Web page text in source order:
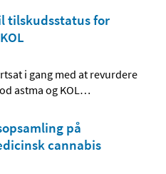
tilskudsstatus for
i gang med at revurdere
astma og KOL…
på
cannabis